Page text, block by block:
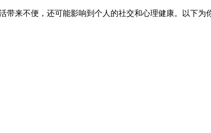
带来不便，还可能影响到个人的社交和心理健康。以下